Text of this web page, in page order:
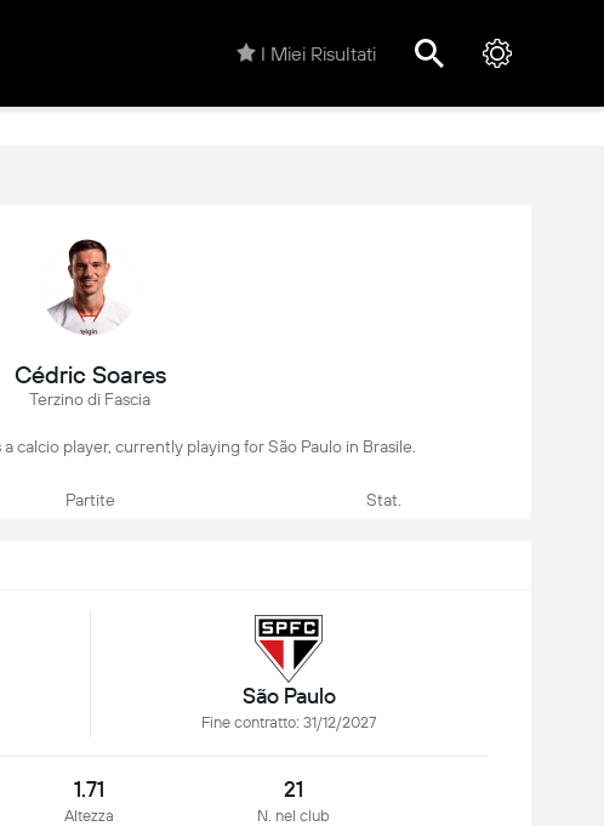
I Miei Risultati
Cédric Soares
Terzino di Fascia
calcio player, currently playing for São Paulo in Brasile.
Partite Stat.
São Paulo
Fine contratto: 31/12/2027
1.71
Altezza
21
N. nel club